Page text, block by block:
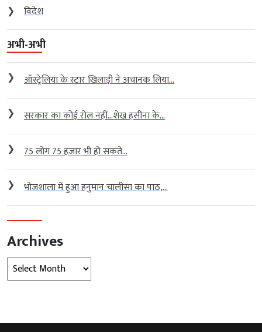
❯
विदेश
अभी-अभी
❯ ऑस्ट्रेलिया के स्टार खिलाड़ी ने अचानक लिया...
❯ सरकार का कोई रोल नहीं…शेख हसीना के...
❯ 75 लोग 75 हजार भी हो सकते...
❯ भोजशाला में हुआ हनुमान चालीसा का पाठ,...
Archives
Archives